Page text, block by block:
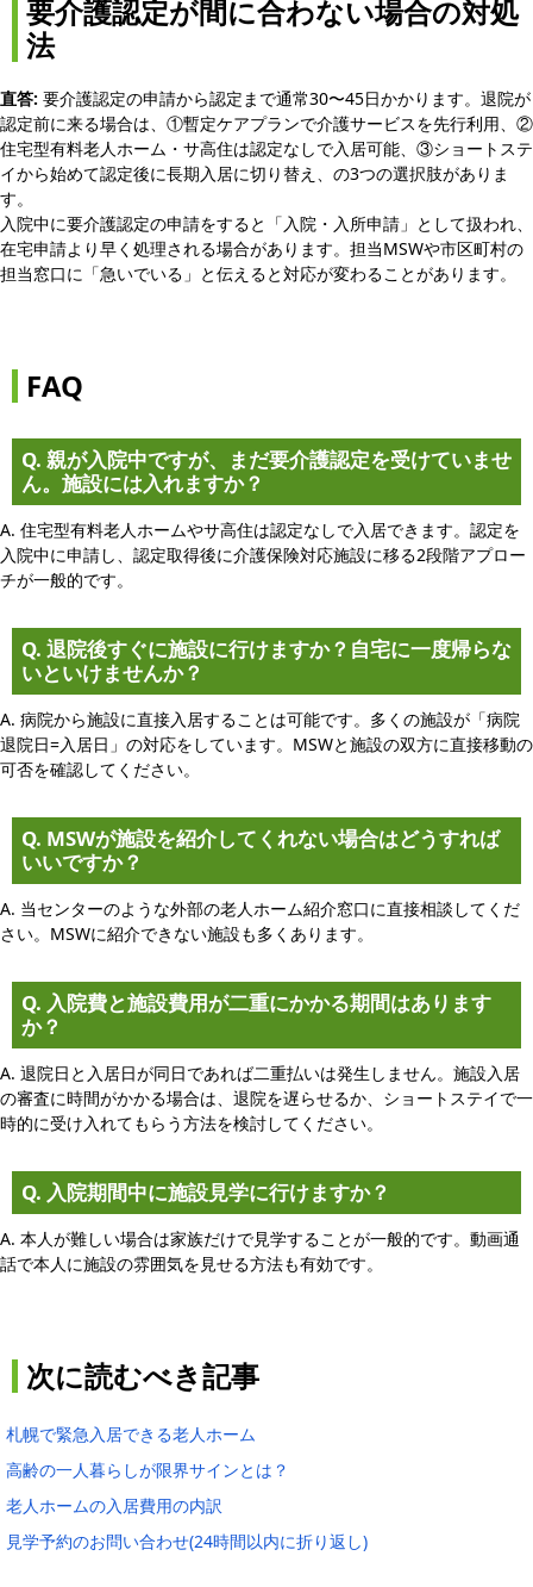
要介護認定が間に合わない場合の対処
法
直答: 要介護認定の申請から認定まで通常30〜45日かかります。退院が
認定前に来る場合は、①暫定ケアプランで介護サービスを先行利用、②
住宅型有料老人ホーム・サ高住は認定なしで入居可能、③ショートステ
イから始めて認定後に長期入居に切り替え、の3つの選択肢がありま
す。
入院中に要介護認定の申請をすると「入院・入所申請」として扱われ、
在宅申請より早く処理される場合があります。担当MSWや市区町村の
担当窓口に「急いでいる」と伝えると対応が変わることがあります。
FAQ
Q. 親が入院中ですが、まだ要介護認定を受けていませ
ん。施設には入れますか？
A. 住宅型有料老人ホームやサ高住は認定なしで入居できます。認定を
入院中に申請し、認定取得後に介護保険対応施設に移る2段階アプロー
チが一般的です。
Q. 退院後すぐに施設に行けますか？自宅に一度帰らな
いといけませんか？
A. 病院から施設に直接入居することは可能です。多くの施設が「病院
退院日=入居日」の対応をしています。MSWと施設の双方に直接移動の
可否を確認してください。
Q. MSWが施設を紹介してくれない場合はどうすれば
いいですか？
A. 当センターのような外部の老人ホーム紹介窓口に直接相談してくだ
さい。MSWに紹介できない施設も多くあります。
Q. 入院費と施設費用が二重にかかる期間はあります
か？
A. 退院日と入居日が同日であれば二重払いは発生しません。施設入居
の審査に時間がかかる場合は、退院を遅らせるか、ショートステイで一
時的に受け入れてもらう方法を検討してください。
Q. 入院期間中に施設見学に行けますか？
A. 本人が難しい場合は家族だけで見学することが一般的です。動画通
話で本人に施設の雰囲気を見せる方法も有効です。
次に読むべき記事
札幌で緊急入居できる老人ホーム
高齢の一人暮らしが限界サインとは？
老人ホームの入居費用の内訳
見学予約のお問い合わせ(24時間以内に折り返し)